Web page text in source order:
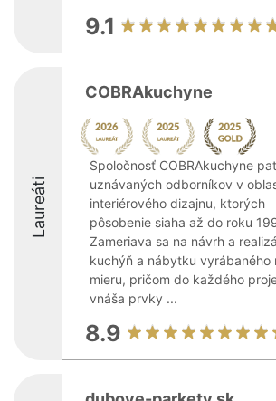
9.1
Laureáti
COBRAkuchyne
Spoločnosť COBRAkuchyne
uznávaných odborníkov v
interiérového dizajnu, ktorých
pôsobenie siaha až do roku
Zameriava sa na návrh a
kuchýň a nábytku vyrábaného
mieru, pričom do každého
vnáša prvky ...
8.9